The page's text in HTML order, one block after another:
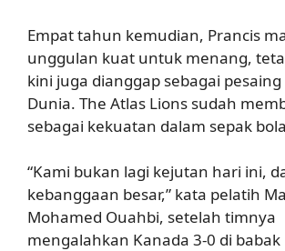
Empat tahun kemudian, Prancis
unggulan kuat untuk menang,
kini juga dianggap sebagai pesaing
Dunia. The Atlas Lions sudah
sebagai kekuatan dalam sepak
“Kami bukan lagi kejutan hari ini,
kebanggaan besar,” kata pelatih
Mohamed Ouahbi, setelah timnya
mengalahkan Kanada 3-0 di babak